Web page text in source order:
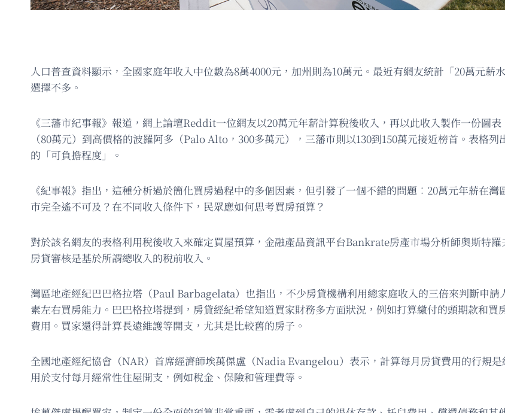
人口普查資料顯示，全國家庭年收入中位數為8萬4000元，加州則為10萬元。最近有網友統計「20萬元薪
選擇不多。
《三藩市紀事報》報道，網上論壇Reddit一位網友以20萬元年薪計算稅後收入，再以此收入製作一份圖
（80萬元）到高價格的波羅阿多（Palo Alto，300多萬元），三藩市則以130到150萬元接近榜首。表格
的「可負擔程度」。
《紀事報》指出，這種分析過於簡化買房過程中的多個因素，但引發了一個不錯的問題︰20萬元年薪在
市完全遙不可及？在不同收入條件下，民眾應如何思考買房預算？
對於該名網友的表格利用稅後收入來確定買屋預算，金融產品資訊平台Bankrate房產市場分析師奧斯特
房貸審核是基於所謂總收入的稅前收入。
灣區地產經紀巴巴格拉塔（Paul Barbagelata）也指出，不少房貸機構利用總家庭收入的三倍來判斷申
素左右買房能力。巴巴格拉塔提到，房貸經紀希望知道買家財務多方面狀況，例如打算繳付的頭期款和
費用。買家還得計算長遠維護等開支，尤其是比較舊的房子。
全國地產經紀協會（NAR）首席經濟師埃萬傑盧（Nadia Evangelou）表示，計算每月房貸費用的行規
用於支付每月經常性住屋開支，例如稅金、保險和管理費等。